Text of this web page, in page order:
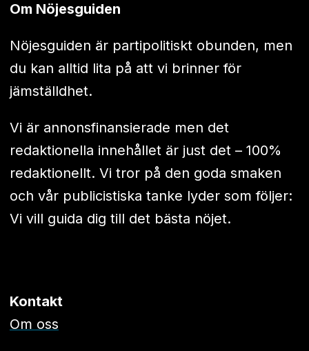
Om Nöjesguiden
Nöjesguiden är partipolitiskt obunden, men
du kan alltid lita på att vi brinner för
jämställdhet.
Vi är annonsfinansierade men det
redaktionella innehållet är just det – 100%
redaktionellt. Vi tror på den goda smaken
och vår publicistiska tanke lyder som följer:
Vi vill guida dig till det bästa nöjet.
Kontakt
Om oss